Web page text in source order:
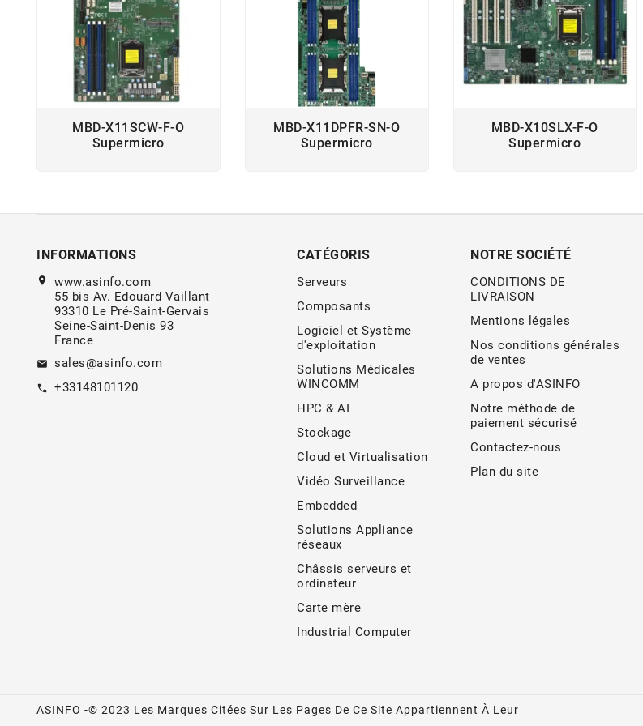
MBD-X11SCW-F-O
Supermicro
MBD-X11DPFR-SN-O
Supermicro
MBD-X10SLX-F-O
Supermicro
INFORMATIONS
location_on
www.asinfo.com
55 bis Av. Edouard Vaillant
93310 Le Pré-Saint-Gervais
Seine-Saint-Denis 93
France
email sales@asinfo.com
call +33148101120
CATÉGORIS
Serveurs
Composants
Logiciel et Système
d'exploitation
Solutions Médicales
WINCOMM
HPC & AI
Stockage
Cloud et Virtualisation
Vidéo Surveillance
Embedded
Solutions Appliance
réseaux
Châssis serveurs et
ordinateur
Carte mère
Industrial Computer
NOTRE SOCIÉTÉ
CONDITIONS DE
LIVRAISON
Mentions légales
Nos conditions générales
de ventes
A propos d'ASINFO
Notre méthode de
paiement sécurisé
Contactez-nous
Plan du site
ASINFO -© 2023 Les Marques Citées Sur Les Pages De Ce Site Appartiennent À Leur